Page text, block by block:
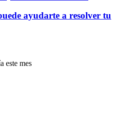
ayudarte a resolver tu
este mes